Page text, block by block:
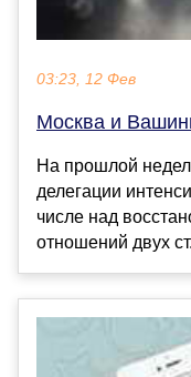
03:23, 12 Фев
Москва и
На прошлой
делегации
числе над
отношений двух